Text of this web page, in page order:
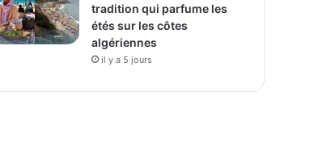
tradition qui parfume les
étés sur les côtes
algériennes
il y a 5 jours